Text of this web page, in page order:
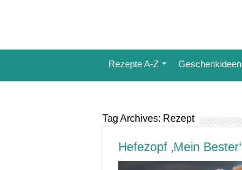
Rezepte A-Z Geschenkideen
Tag Archives: Rezept
Hefezopf ‚Mein Bester‘